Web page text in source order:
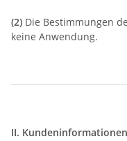
(2) Die Bestimmungen
keine Anwendung.
II. Kundeninformationen